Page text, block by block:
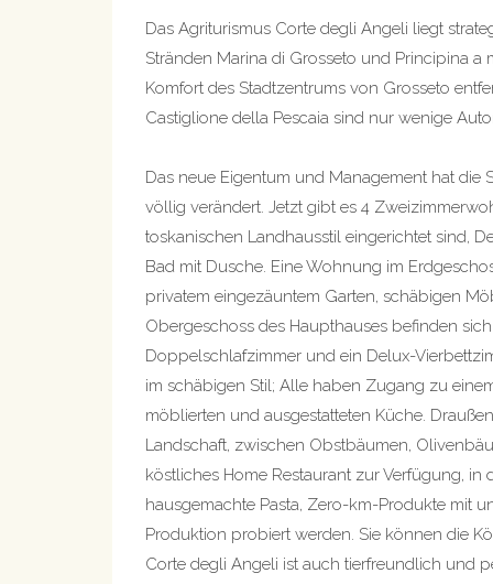
Das Agriturismus Corte degli Angeli liegt
Stränden Marina di Grosseto und Principina
Komfort des Stadtzentrums von Grosseto
Castiglione della Pescaia sind nur wenige
Das neue Eigentum und Management hat die
völlig verändert. Jetzt gibt es 4
toskanischen Landhausstil eingerichtet sind,
Bad mit Dusche. Eine Wohnung im
privatem eingezäuntem Garten, schäbigen
Obergeschoss des Haupthauses befinden
Doppelschlafzimmer und ein Delux-
im schäbigen Stil; Alle haben Zugang zu
möblierten und ausgestatteten Küche.
Landschaft, zwischen Obstbäumen,
köstliches Home Restaurant zur Verfügung,
hausgemachte Pasta, Zero-km-Produkte mit
Produktion probiert werden. Sie können die
Corte degli Angeli ist auch tierfreundlich und